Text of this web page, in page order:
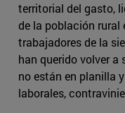
territorial del gasto,
de la población rural
trabajadores de la
han querido volver a
no están en planilla
laborales,